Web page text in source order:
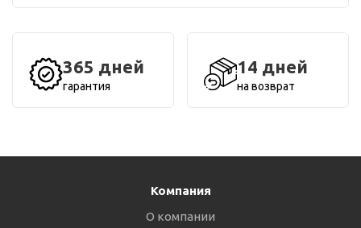
365 дней
гарантия
14 дней
на возврат
Компания
О компании